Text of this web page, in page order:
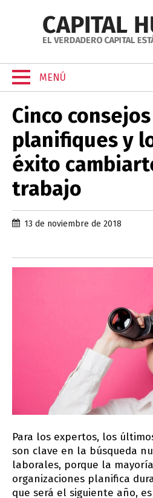
MENÚ
Cinco
planifiques y
éxito
trabajo
13 de noviembre de 2018
Para los expertos, los
son clave en la búsqueda
laborales, porque la
organizaciones planifica
que será el siguiente año,